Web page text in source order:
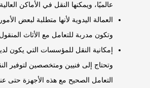
عالميًا، ويمكنها النقل في الأماكن العالية
العمالة اليدوية لأنها متطلبة لبعض الأمور
وتكون مدربة للتعامل مع الأثاث المنقول
إمكانية النقل للمؤسسات التي يكون
وتحتاج إلى فنيين ومتخصصين لتوفير
التعامل الصحيح مع هذه الأجهزة حتى عند